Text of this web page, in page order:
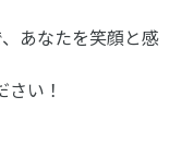
あなたを笑顔と感
い！